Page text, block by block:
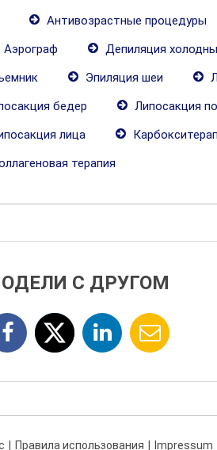
Антивозрастные процедуры
Аэрограф
Депиляция
Эпиляция шеи
бедер Липосакция
лица
терапия
С ДРУГОМ
Правила использования Impressum